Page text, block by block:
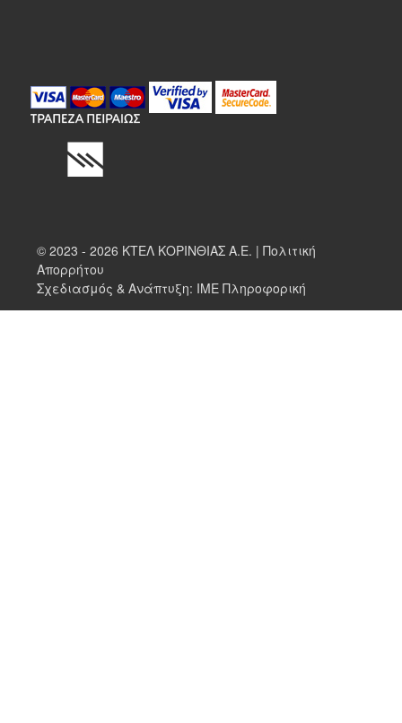
© 2023 - 2026 ΚΤΕΛ ΚΟΡΙΝΘΙΑΣ Α.Ε. |Πολιτική
Απορρήτου
Σχεδιασμός & Ανάπτυξη: ΙΜΕ Πληροφορική